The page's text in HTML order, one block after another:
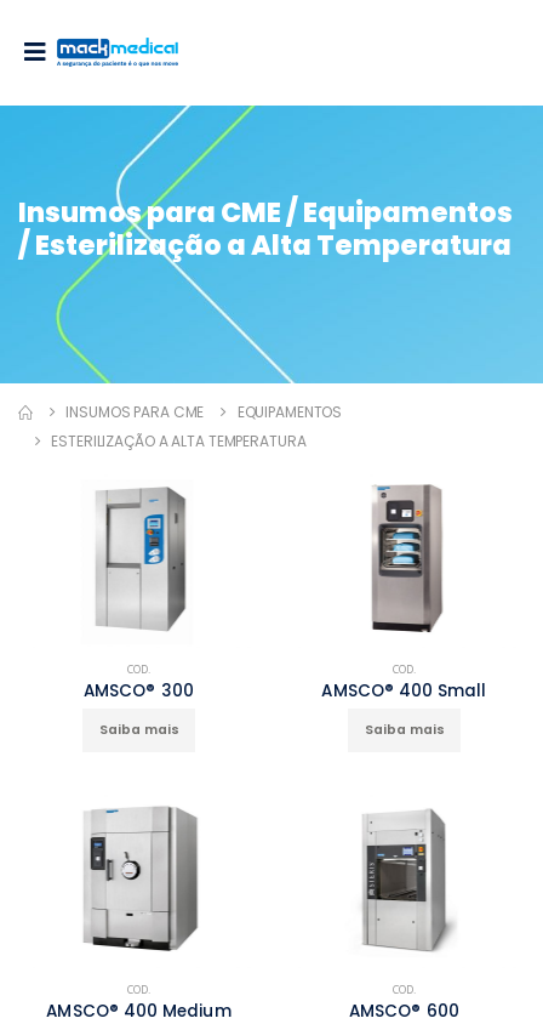
Insumos para CME / Equipamentos
/ Esterilização a Alta Temperatura
INSUMOS PARA CME
EQUIPAMENTOS
ESTERILIZAÇÃO A ALTA TEMPERATURA
COD.
AMSCO® 300
Saiba mais
COD.
AMSCO® 400 Small
Saiba mais
COD.
AMSCO® 400 Medium
COD.
AMSCO® 600